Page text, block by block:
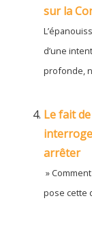
sur la
d’une
profonde,
Le fait
arrêter
»
pose cette